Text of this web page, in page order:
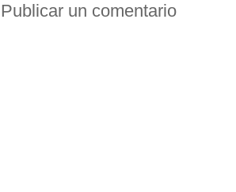
Publicar un comentario